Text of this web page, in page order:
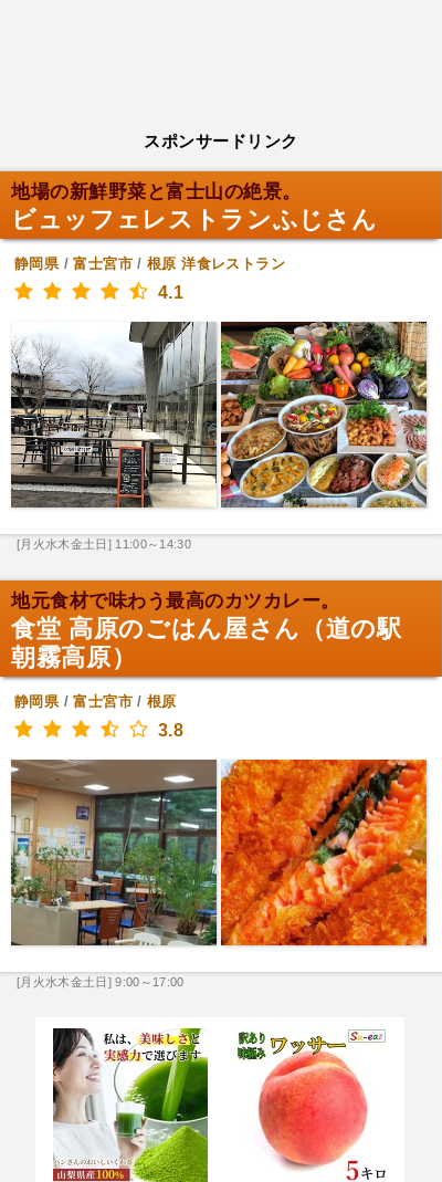
スポンサードリンク
地場の新鮮野菜と富士山の絶景。
ビュッフェレストランふじさん
静岡県/富士宮市/根原 洋食レストラン
4.1
[月火水木金土日] 11:00～14:30
地元食材で味わう最高のカツカレー。
食堂 高原のごはん屋さん（道の駅
朝霧高原）
静岡県/富士宮市/根原
3.8
[月火水木金土日] 9:00～17:00